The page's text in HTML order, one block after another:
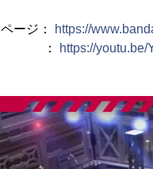
ージ：
https://
：
https://youtu.be/